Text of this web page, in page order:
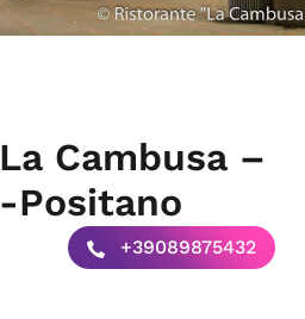
Cambusa –
Positano
+39089875432